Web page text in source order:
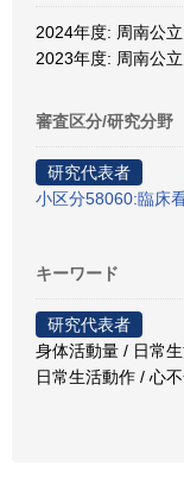
2024年度: 周南公
2023年度: 周南公
審査区分/研究分野
研究代表者
小区分58060:臨床
キーワード
研究代表者
身体活動量 / 日常
日常生活動作 / 心